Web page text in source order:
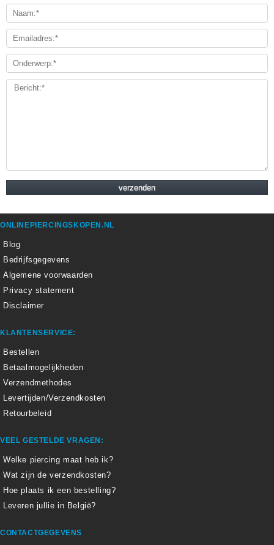
ONLINEPIERCINGSKOPEN.NL
Blog
Bedrijfsgegevens
Algemene voorwaarden
Privacy statement
Disclaimer
KLANTENSERVICE:
Bestellen
Betaalmogelijkheden
Verzendmethodes
Levertijden/Verzendkosten
Retourbeleid
VEEL GESTELDE VRAGEN:
Welke piercing maat heb ik?
Wat zijn de verzendkosten?
Hoe plaats ik een bestelling?
Leveren jullie in België?
CONTACTGEGEVENS